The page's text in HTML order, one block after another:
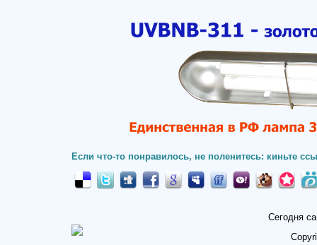
Если что-то понравилось, не поленитесь: киньте
Сегодня